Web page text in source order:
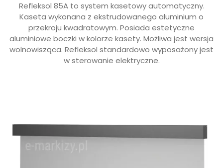
Refleksol 85A to system kasetowy automatyczny.
Kaseta wykonana z ekstrudowanego aluminium o
przekroju kwadratowym. Posiada estetyczne
aluminiowe boczki w kolorze kasety. Możliwa jest wersja
wolnowisząca. Refleksol standardowo wyposażony jest
w sterowanie elektryczne.